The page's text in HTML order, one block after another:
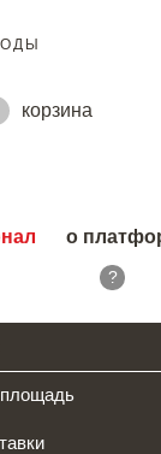
корзина
о
?
площадь